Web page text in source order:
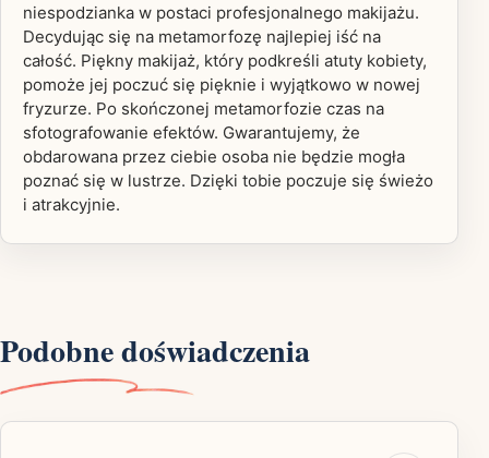
niespodzianka w postaci profesjonalnego makijażu.
Decydując się na metamorfozę najlepiej iść na
całość. Piękny makijaż, który podkreśli atuty kobiety,
pomoże jej poczuć się pięknie i wyjątkowo w nowej
fryzurze. Po skończonej metamorfozie czas na
sfotografowanie efektów. Gwarantujemy, że
obdarowana przez ciebie osoba nie będzie mogła
poznać się w lustrze. Dzięki tobie poczuje się świeżo
i atrakcyjnie.
Podobne doświadczenia